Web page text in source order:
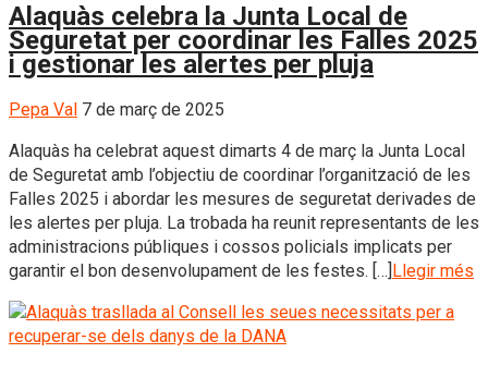
Alaquàs celebra la Junta Local de
Seguretat per coordinar les Falles 2025
i gestionar les alertes per pluja
Pepa Val 7 de març de 2025
Alaquàs ha celebrat aquest dimarts 4 de març la Junta Local
de Seguretat amb l’objectiu de coordinar l’organització de les
Falles 2025 i abordar les mesures de seguretat derivades de
les alertes per pluja. La trobada ha reunit representants de les
administracions públiques i cossos policials implicats per
garantir el bon desenvolupament de les festes. […]Llegir més